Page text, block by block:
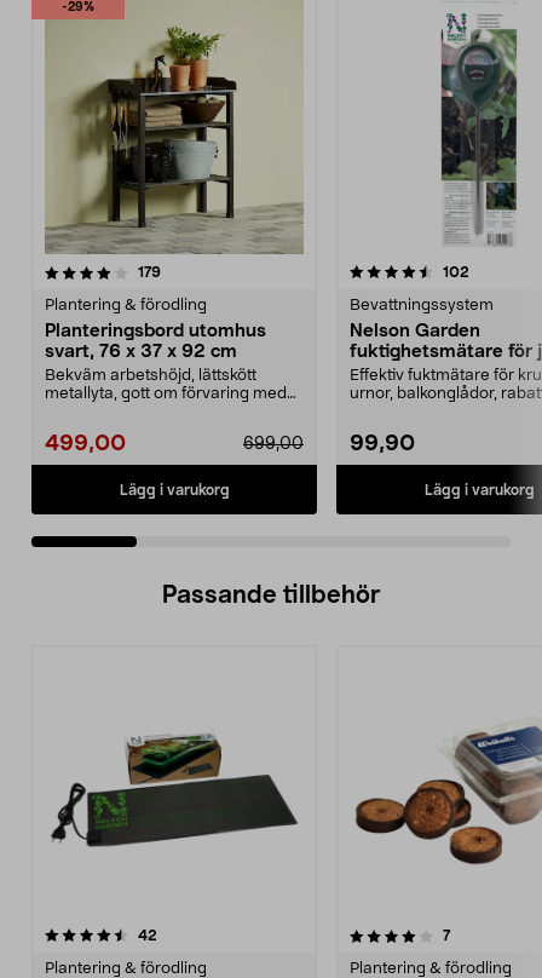
-29%
179recensioner
Plantering & förodling
Planteringsbord utomhus
svart, 76 x 37 x 92 cm
Bekväm arbetshöjd, lättskött
metallyta, gott om förvaring med
499,00 699,00
Lägg i varukorg
4.5 av 5 stjärnor 102
Bevattningssystem
Nelson Garden
fuktighetsmätare för
Effektiv fuktmätare för
urnor, balkonglådor,
99,90
Lägg i varukorg
4.5 av 5 stjärnor
Passande tillbehör
42
Plantering & förodling
4.0av 5 stjärnor 7recensioner
Plantering & förodling
4.5av 5 stjärnor